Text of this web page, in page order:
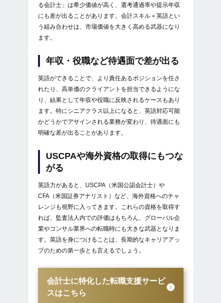
る会計士」は希少価値が高く、選考通過率や提示年収
にも差が出ることがあります。会計スキル＋英語とい
う組み合わせは、市場価値を大きく高める武器になり
ます。
年収・役職など待遇面で差が出る
英語ができることで、より責任あるポジションを任さ
れたり、高単価のクライアントを担当できるようにな
り、結果として年収や役職に反映されるケースもあり
ます。特にシニアクラス以上になると、英語対応可能
かどうかでアサインされる業務が変わり、待遇面にも
明確な差が出ることがあります。
USCPAや海外資格の取得にもつな
がる
英語力があると、USCPA（米国公認会計士）や
CFA（米国証券アナリスト）など、海外資格へのチャ
レンジも視野に入ってきます。これらの資格を取得す
れば、監査法人内での評価はもちろん、グローバル企
業やコンサル業界への転職時にも大きな武器となりま
す。英語を身につけることは、長期的なキャリアアッ
プのための第一歩とも言えるでしょう。
会計士に特化した転職支援サービ
スはこちら